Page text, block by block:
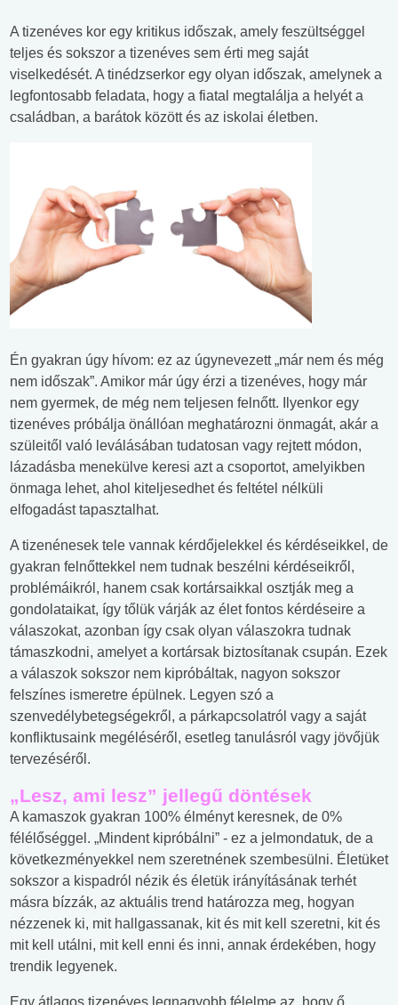
A tizenéves kor egy kritikus időszak, amely feszültséggel
teljes és sokszor a tizenéves sem érti meg saját
viselkedését. A tinédzserkor egy olyan időszak, amelynek a
legfontosabb feladata, hogy a fiatal megtalálja a helyét a
családban, a barátok között és az iskolai életben.
Én gyakran úgy hívom: ez az úgynevezett „már nem és még
nem időszak”. Amikor már úgy érzi a tizenéves, hogy már
nem gyermek, de még nem teljesen felnőtt. Ilyenkor egy
tizenéves próbálja önállóan meghatározni önmagát, akár a
szüleitől való leválásában tudatosan vagy rejtett módon,
lázadásba menekülve keresi azt a csoportot, amelyikben
önmaga lehet, ahol kiteljesedhet és feltétel nélküli
elfogadást tapasztalhat.
A tizenénesek tele vannak kérdőjelekkel és kérdéseikkel, de
gyakran felnőttekkel nem tudnak beszélni kérdéseikről,
problémáikról, hanem csak kortársaikkal osztják meg a
gondolataikat, így tőlük várják az élet fontos kérdéseire a
válaszokat, azonban így csak olyan válaszokra tudnak
támaszkodni, amelyet a kortársak biztosítanak csupán. Ezek
a válaszok sokszor nem kipróbáltak, nagyon sokszor
felszínes ismeretre épülnek. Legyen szó a
szenvedélybetegségekről, a párkapcsolatról vagy a saját
konfliktusaink megéléséről, esetleg tanulásról vagy jövőjük
tervezéséről.
„Lesz, ami lesz” jellegű döntések
A kamaszok gyakran 100% élményt keresnek, de 0%
félélőséggel. „Mindent kipróbálni” - ez a jelmondatuk, de a
következményekkel nem szeretnének szembesülni. Életüket
sokszor a kispadról nézik és életük irányításának terhét
másra bízzák, az aktuális trend határozza meg, hogyan
nézzenek ki, mit hallgassanak, kit és mit kell szeretni, kit és
mit kell utálni, mit kell enni és inni, annak érdekében, hogy
trendik legyenek.